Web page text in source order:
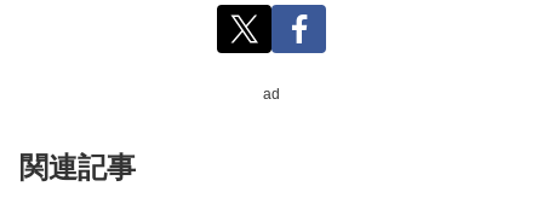
ad
関連記事